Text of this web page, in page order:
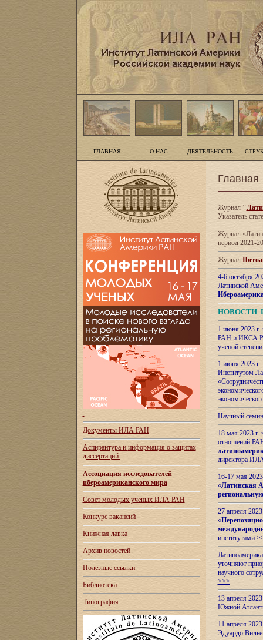
ГЛАВНАЯ О НАС ДЕЯТЕЛЬНОСТЬ
Документы ИЛА РАН
Аспирантура и информация о защитах
диссертаций
Ассоциация исследователей
ибероамериканского мира
Совет молодых ученых ИЛА РАН
Конкурс вакансий
Книжная лавка
Архив новостей
Полезные ссылки
Библиотека
Типография
Главная
Журнал"
Указатель
Журнал
период 2021-
Журнал
4-6 октября
Латинской
НОВОСТИ
1 июня 2023
РАН и ИКСА
ученой
1 июня 2023
Институтом
Научный
18 мая 2023
отношений
директора
16-17 мая
«Латинская
27 апреля
«
институтами
уточняют
научного
>>>
13 апреля
Южной
11 апреля
Эдуардо